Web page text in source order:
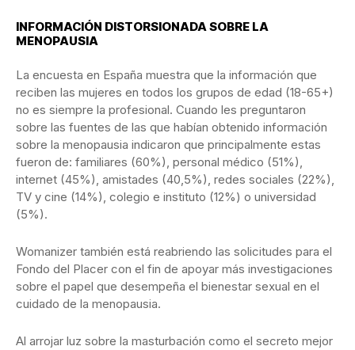
INFORMACIÓN DISTORSIONADA SOBRE LA
MENOPAUSIA
La encuesta en España muestra que la información que
reciben las mujeres en todos los grupos de edad (18-65+)
no es siempre la profesional. Cuando les preguntaron
sobre las fuentes de las que habían obtenido información
sobre la menopausia indicaron que principalmente estas
fueron de: familiares (60%), personal médico (51%),
internet (45%), amistades (40,5%), redes sociales (22%),
TV y cine (14%), colegio e instituto (12%) o universidad
(5%).
Womanizer también está reabriendo las solicitudes para el
Fondo del Placer con el fin de apoyar más investigaciones
sobre el papel que desempeña el bienestar sexual en el
cuidado de la menopausia.
Al arrojar luz sobre la masturbación como el secreto mejor